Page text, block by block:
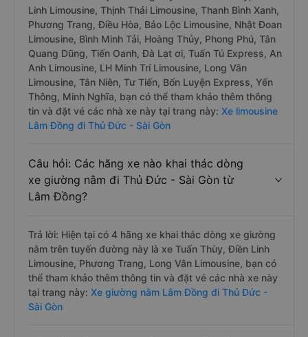
Linh Limousine, Thịnh Thái Limousine, Thanh Bình Xanh,
Phương Trang, Điều Hòa, Bảo Lộc Limousine, Nhật Đoan
Limousine, Bình Minh Tải, Hoàng Thủy, Phong Phú, Tân
Quang Dũng, Tiến Oanh, Đà Lạt ơi, Tuấn Tú Express, An
Anh Limousine, LH Minh Trí Limousine, Long Vân
Limousine, Tân Niên, Tư Tiến, Bốn Luyện Express, Yến
Thông, Minh Nghĩa, bạn có thể tham khảo thêm thông
tin và đặt vé các nhà xe này tại trang này: Xe limousine
Lâm Đồng đi Thủ Đức - Sài Gòn
Câu hỏi: Các hãng xe nào khai thác dòng
xe giường nằm đi Thủ Đức - Sài Gòn từ
Lâm Đồng?
Trả lời: Hiện tại có 4 hãng xe khai thác dòng xe giường
nằm trên tuyến đường này là xe Tuấn Thùy, Điền Linh
Limousine, Phương Trang, Long Vân Limousine, bạn có
thể tham khảo thêm thông tin và đặt vé các nhà xe này
tại trang này: Xe giường nằm Lâm Đồng đi Thủ Đức -
Sài Gòn